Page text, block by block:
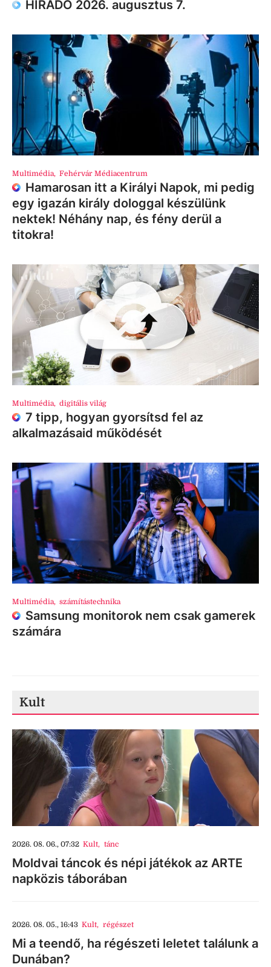
HÍRADÓ 2026. augusztus 7.
Multimédia, Fehérvár Médiacentrum
Hamarosan itt a Királyi Napok, mi pedig
egy igazán király dologgal készülünk
nektek! Néhány nap, és fény derül a
titokra!
Multimédia, digitális világ
7 tipp, hogyan gyorsítsd fel az
alkalmazásaid működését
Multimédia, számítástechnika
Samsung monitorok nem csak gamerek
számára
Kult
2026. 08. 06., 07:32 Kult, tánc
Moldvai táncok és népi játékok az ARTE
napközis táborában
2026. 08. 05., 16:43 Kult, régészet
Mi a teendő, ha régészeti leletet találunk a
Dunában?